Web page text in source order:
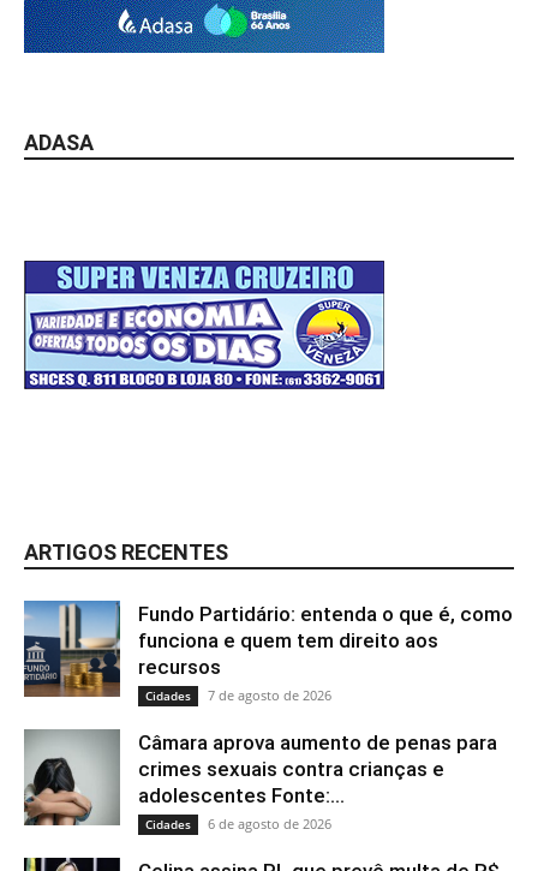
ADASA
ARTIGOS RECENTES
Fundo Partidário: entenda o que é, como
funciona e quem tem direito aos
recursos
Cidades 7 de agosto de 2026
Câmara aprova aumento de penas para
crimes sexuais contra crianças e
adolescentes Fonte:...
Cidades 6 de agosto de 2026